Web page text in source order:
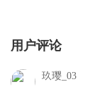
用户评论
玖璎_03